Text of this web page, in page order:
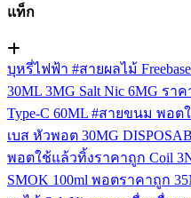
แท็ก
บุหรี่ไฟฟ้า #สายผลไม้ Freebase
30ML 3MG Salt Nic 6MG ราค
Type-C 60ML #สายขนม พอต
เบส หัวพอต 30MG
พอตใช้แล้วทิ้งราคาถูก Coil
SMOK 100ml พอตราคาถูก